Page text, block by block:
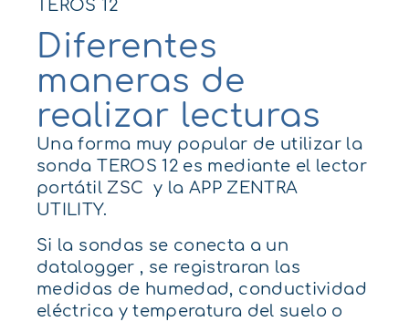
TEROS 12
Diferentes
maneras de
realizar lecturas
Una forma muy popular de utilizar la
sonda TEROS 12 es mediante el lector
portátil ZSC y la APP ZENTRA
UTILITY.
Si la sondas se conecta a un
datalogger , se registraran las
medidas de humedad, conductividad
eléctrica y temperatura del suelo o